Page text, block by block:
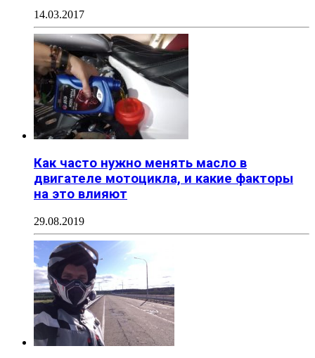
14.03.2017
Как часто нужно менять масло в
двигателе мотоцикла, и какие факторы
на это влияют
29.08.2019